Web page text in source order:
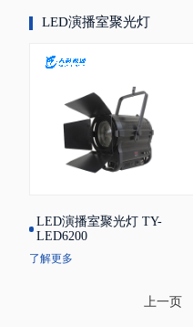
LED演播室聚光灯
LED演播室聚光灯 TY-
LED6200
了解更多
上一页